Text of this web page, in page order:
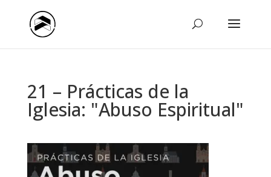
21 – Prácticas de la
Iglesia: "Abuso Espiritual"